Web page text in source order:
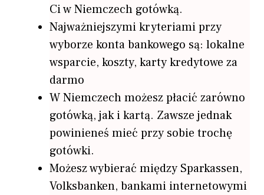
Ci w Niemczech gotówką.
Najważniejszymi kryteriami przy
wyborze konta bankowego są: lokalne
wsparcie, koszty, karty kredytowe za
darmo
W Niemczech możesz płacić zarówno
gotówką, jak i kartą. Zawsze jednak
powinieneś mieć przy sobie trochę
gotówki.
Możesz wybierać między Sparkassen,
Volksbanken, bankami internetowymi